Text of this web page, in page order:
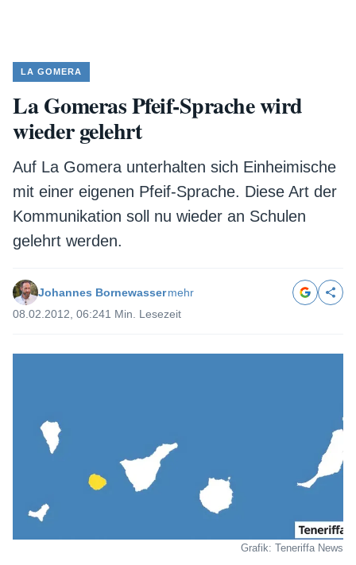
LA GOMERA
La Gomeras Pfeif-Sprache wird
wieder gelehrt
Auf La Gomera unterhalten sich Einheimische
mit einer eigenen Pfeif-Sprache. Diese Art der
Kommunikation soll nu wieder an Schulen
gelehrt werden.
Johannes Bornewassermehr
08.02.2012, 06:241 Min. Lesezeit
Grafik: Teneriffa News